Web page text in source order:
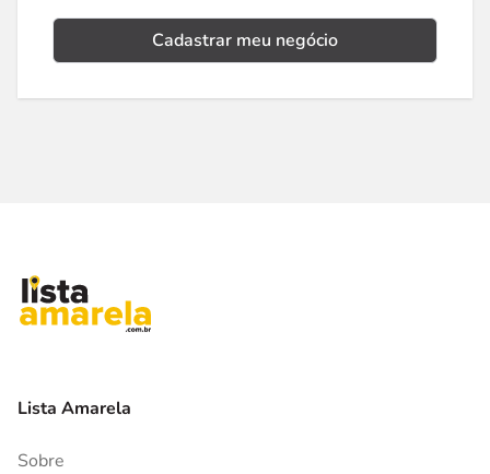
Cadastrar meu negócio
Lista Amarela
Sobre